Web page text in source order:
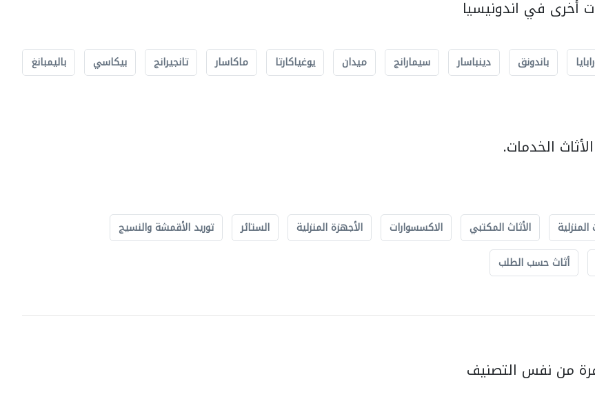
أخرى في اندونيسيا
باندونق دينباسار سيمارانج ميدان يوغياكارتا ماكاسار تانجيرانج بيكاسي باليمبانغ
الخدمات.
الأثاث المكتبي الاكسسوارات الأجهزة المنزلية الستائر
توريد الأقمشة والنسيج
أثاث حسب الطلب
من نفس التصنيف